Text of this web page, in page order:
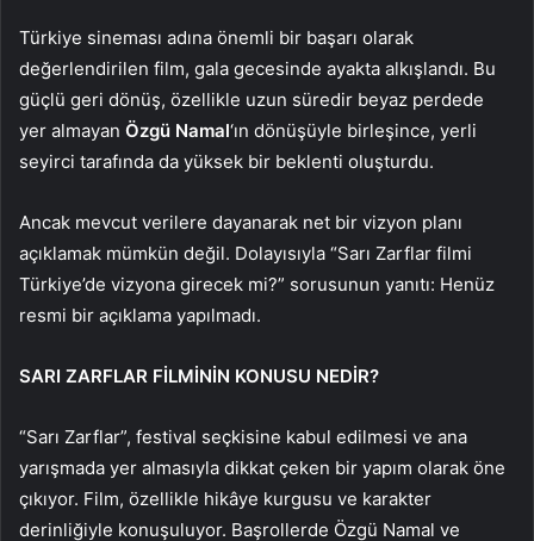
Türkiye sineması adına önemli bir başarı olarak
değerlendirilen film, gala gecesinde ayakta alkışlandı. Bu
güçlü geri dönüş, özellikle uzun süredir beyaz perdede
yer almayan Özgü Namal‘ın dönüşüyle birleşince, yerli
seyirci tarafında da yüksek bir beklenti oluşturdu.
Ancak mevcut verilere dayanarak net bir vizyon planı
açıklamak mümkün değil. Dolayısıyla “Sarı Zarflar filmi
Türkiye’de vizyona girecek mi?” sorusunun yanıtı: Henüz
resmi bir açıklama yapılmadı.
SARI ZARFLAR FİLMİNİN KONUSU NEDİR?
“Sarı Zarflar”, festival seçkisine kabul edilmesi ve ana
yarışmada yer almasıyla dikkat çeken bir yapım olarak öne
çıkıyor. Film, özellikle hikâye kurgusu ve karakter
derinliğiyle konuşuluyor. Başrollerde Özgü Namal ve